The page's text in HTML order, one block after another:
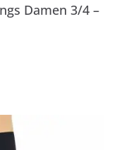
Damen 3/4 –